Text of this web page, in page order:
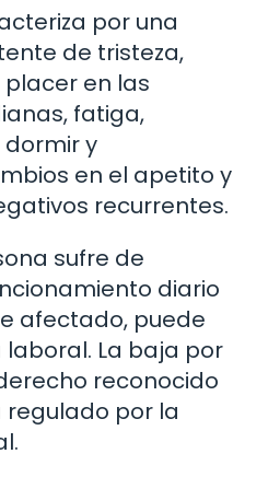
por una
de tristeza,
en las
fatiga,
y
en el apetito y
recurrentes.
sufre de
diario
afectado, puede
La baja por
reconocido
regulado por la